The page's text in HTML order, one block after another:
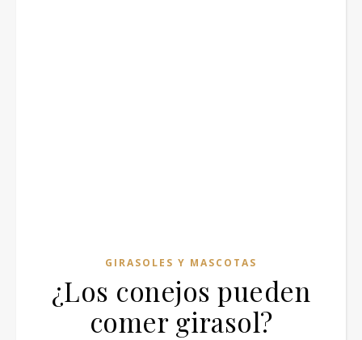
GIRASOLES Y MASCOTAS
¿Los conejos pueden
comer girasol?